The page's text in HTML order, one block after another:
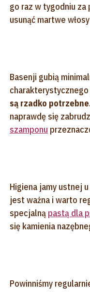
go raz w tygodniu
usunąć martwe
Basenji gubią
są rzadko potrzebne
naprawdę się
szamponu
Higiena jamy ustnej
jest ważna i warto
specjalną pastą dla
się kamienia
Powinniśmy